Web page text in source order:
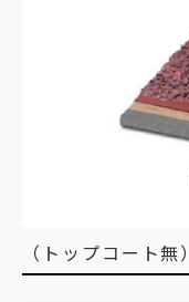
（トップコート無）